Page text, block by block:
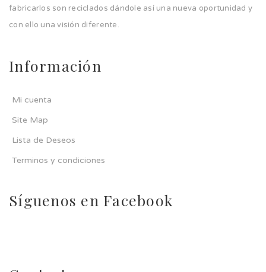
fabricarlos son reciclados dándole así una nueva oportunidad y
con ello una visión diferente.
Información
Mi cuenta
Site Map
Lista de Deseos
Terminos y condiciones
Síguenos en Facebook